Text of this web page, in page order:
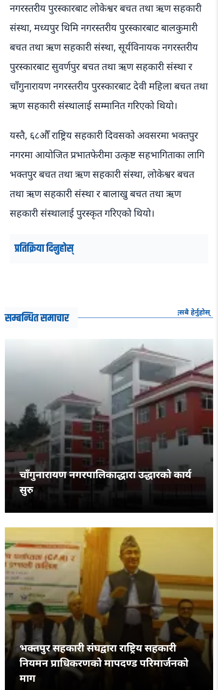
नगरस्तरीय पुरस्कारबाट लोकेश्वर बचत तथा ऋण सहकारी
संस्था, मध्यपुर थिमि नगरस्तरीय पुरस्कारबाट बालकुमारी
बचत तथा ऋण सहकारी संस्था, सूर्यविनायक नगरस्तरीय
पुरस्कारबाट सुवर्णपुर बचत तथा ऋण सहकारी संस्था र
चाँगुनारायण नगरस्तरीय पुरस्कारबाट देवी महिला बचत तथा
ऋण सहकारी संस्थालाई सम्मानित गरिएको थियो।
यस्तै, ६८औँ राष्ट्रिय सहकारी दिवसको अवसरमा भक्तपुर
नगरमा आयोजित प्रभातफेरीमा उत्कृष्ट सहभागिताका लागि
भक्तपुर बचत तथा ऋण सहकारी संस्था, लोकेश्वर बचत
तथा ऋण सहकारी संस्था र बालाखु बचत तथा ऋण
सहकारी संस्थालाई पुरस्कृत गरिएको थियो।
प्रतिक्रिया दिनुहोस्
सम्बन्धित समाचार सबै हेर्नुहोस्
चाँगुनारायण नगरपालिकाद्धारा उद्धारको कार्य
सुरु
भक्तपुर सहकारी संघद्वारा राष्ट्रिय सहकारी
नियमन प्राधिकरणको मापदण्ड परिमार्जनको
माग